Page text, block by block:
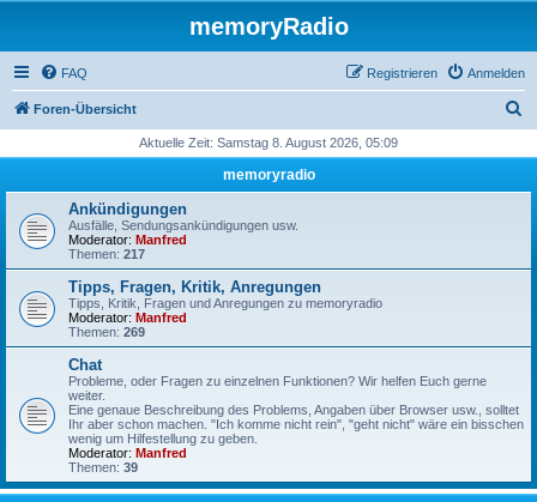
memoryRadio
FAQ Anmelden
Registrieren
Foren-Übersicht
h
Aktuelle Zeit: Samstag 8. August 2026, 05:09
memoryradio
Ankündigungen
Ausfälle, Sendungsankündigungen usw.
Moderator: Manfred
Themen: 217
Tipps, Fragen, Kritik, Anregungen
Tipps, Kritik, Fragen und Anregungen zu memoryradio
Moderator: Manfred
Themen: 269
Chat
Probleme, oder Fragen zu einzelnen Funktionen? Wir helfen Euch gerne
weiter.
Eine genaue Beschreibung des Problems, Angaben über Browser usw., solltet
Ihr aber schon machen. "Ich komme nicht rein", "geht nicht" wäre ein bisschen
wenig um Hilfestellung zu geben.
Moderator: Manfred
Themen: 39